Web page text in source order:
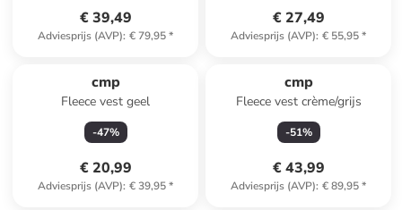
€ 39,49
Adviesprijs (AVP): € 79,95*
€ 27,49
Adviesprijs (AVP): € 55,95*
cmp
Fleece vest geel
-47%
€ 20,99
Adviesprijs (AVP): € 39,95*
cmp
Fleece vest crème/grijs
-51%
€ 43,99
Adviesprijs (AVP): € 89,95*